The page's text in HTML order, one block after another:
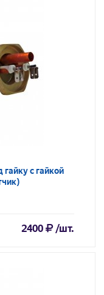
с гайкой
2400 /шт.